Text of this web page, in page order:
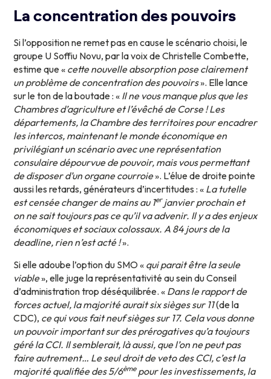
La concentration des pouvoirs
Si l’opposition ne remet pas en cause le scénario choisi, le
groupe U Soffiu Novu, par la voix de Christelle Combette,
estime que « cette nouvelle absorption pose clairement
un problème de concentration des pouvoirs». Elle lance
sur le ton de la boutade : « Il ne vous manque plus que les
Chambres d’agriculture et l’évêché de Corse ! Les
départements, la Chambre des territoires pour encadrer
les intercos, maintenant le monde économique en
privilégiant un scénario avec une représentation
consulaire dépourvue de pouvoir, mais vous permettant
de disposer d’un organe courroie». L’élue de droite pointe
aussi les retards, générateurs d’incertitudes : « La tutelle
est censée changer de mains au 1erjanvier prochain et
on ne sait toujours pas ce qu’il va advenir. Il y a des enjeux
économiques et sociaux colossaux. A 84 jours de la
deadline, rien n’est acté !».
Si elle adoube l’option du SMO « qui parait être la seule
viable», elle juge la représentativité au sein du Conseil
d’administration trop déséquilibrée. « Dans le rapport de
forces actuel, la majorité aurait six sièges sur 11(de la
CDC), ce qui vous fait neuf sièges sur 17. Cela vous donne
un pouvoir important sur des prérogatives qu’a toujours
géré la CCI. Il semblerait, là aussi, que l’on ne peut pas
faire autrement… Le seul droit de veto des CCI, c’est la
majorité qualifiée des 5/6èmepour les investissements, la